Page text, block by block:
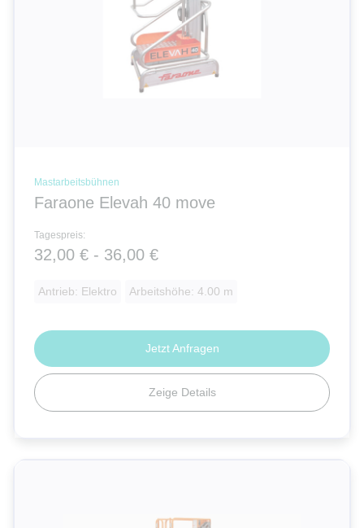
Mastarbeitsbühnen
Faraone Elevah 40 move
Tagespreis:
32,00 € - 36,00 €
Antrieb: Elektro Arbeitshöhe: 4.00 m
Zeige Details
Jetzt Anfragen